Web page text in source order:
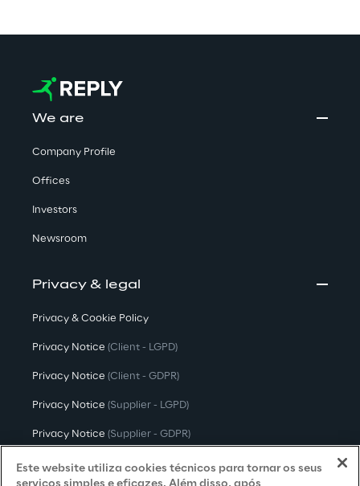
We are
Company Profile
Offices
Investors
Newsroom
Privacy & legal
Privacy & Cookie Policy
Privacy Notice (Client - LGPD)
Privacy Notice (Client - GDPR)
Privacy Notice (Supplier - LGPD)
Privacy Notice (Supplier - GDPR)
Privacy Notice (Candidate - LGPD)
Este website utiliza cookies técnicos para tornar os seus